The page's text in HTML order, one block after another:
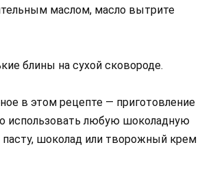
маслом, масло вытрите
блины на сухой сковороде.
в этом рецепте — приготовление
использовать любую шоколадную
пасту, шоколад или творожный крем